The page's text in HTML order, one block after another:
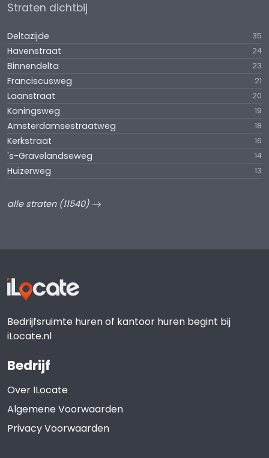
Straten dichtbij
Deltazijde 35
Havenstraat 24
Binnendelta 23
Franciscusweg 21
Laanstraat 20
Koningsweg 19
Amsterdamsestraatweg 18
Kerkstraat 16
's-Gravelandseweg 14
Huizerweg 13
alle straten (11540)
Bedrijfsruimte huren of kantoor huren begint bij
iLocate.nl
Bedrijf
Over ILocate
Algemene Voorwaarden
Privacy Voorwaarden